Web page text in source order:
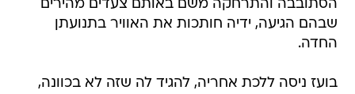
הסתובבה והתרחקה משם באותם צעדים מהירים
שבהם הגיעה, ידיה חותכות את האוויר בתנועתן
החדה.
בועז ניסה ללכת אחריה, להגיד לה שזה לא בכוונה,